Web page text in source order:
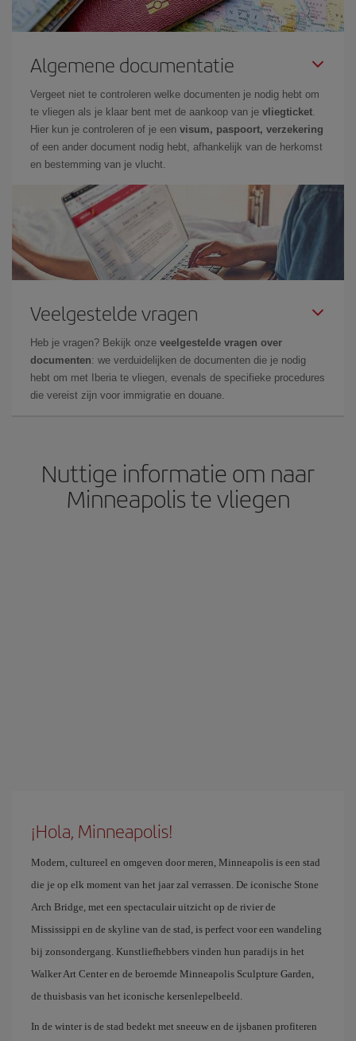
Algemene documentatie
Vergeet niet te controleren welke documenten je nodig hebt om
te vliegen als je klaar bent met de aankoop van je vliegticket.
Hier kun je controleren of je een visum, paspoort, verzekering
of een ander document nodig hebt, afhankelijk van de herkomst
en bestemming van je vlucht.
Veelgestelde vragen
Heb je vragen? Bekijk onze veelgestelde vragen over
documenten: we verduidelijken de documenten die je nodig
hebt om met Iberia te vliegen, evenals de specifieke procedures
die vereist zijn voor immigratie en douane.
Nuttige informatie om naar
Minneapolis te vliegen
¡Hola, Minneapolis!
Modern, cultureel en omgeven door meren, Minneapolis is een stad
die je op elk moment van het jaar zal verrassen. De iconische Stone
Arch Bridge, met een spectaculair uitzicht op de rivier de
Mississippi en de skyline van de stad, is perfect voor een wandeling
bij zonsondergang. Kunstliefhebbers vinden hun paradijs in het
Walker Art Center en de beroemde Minneapolis Sculpture Garden,
de thuisbasis van het iconische kersenlepelbeeld.
In de winter is de stad bedekt met sneeuw en de ijsbanen profiteren